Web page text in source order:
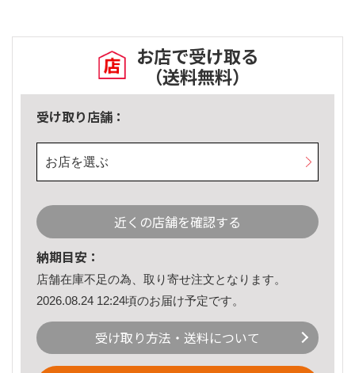
お店で受け取る
（送料無料）
受け取り店舗：
お店を選ぶ
近くの店舗を確認する
納期目安：
店舗在庫不足の為、取り寄せ注文となります。
2026.08.24 12:24頃のお届け予定です。
受け取り方法・送料について